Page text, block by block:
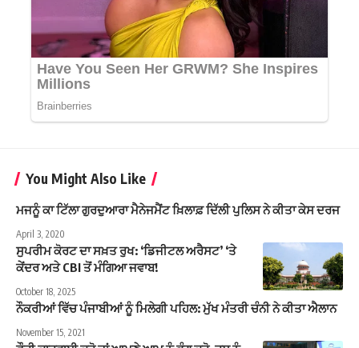
You Might Also Like
ਮਜਨੂੰ ਕਾ ਟਿੱਲਾ ਗੁਰਦੁਆਰਾ ਮੈਨੇਜਮੈਂਟ ਖ਼ਿਲਾਫ਼ ਦਿੱਲੀ ਪੁਲਿਸ ਨੇ ਕੀਤਾ ਕੇਸ ਦਰਜ
April 3, 2020
ਸੁਪਰੀਮ ਕੋਰਟ ਦਾ ਸਖ਼ਤ ਰੁਖ: ‘ਡਿਜੀਟਲ ਅਰੈਸਟ’ ‘ਤੇ
ਕੇਂਦਰ ਅਤੇ CBI ਤੋਂ ਮੰਗਿਆ ਜਵਾਬ!
October 18, 2025
ਨੌਕਰੀਆਂ ਵਿੱਚ ਪੰਜਾਬੀਆਂ ਨੂੰ ਮਿਲੇਗੀ ਪਹਿਲ: ਮੁੱਖ ਮੰਤਰੀ ਚੰਨੀ ਨੇ ਕੀਤਾ ਐਲਾਨ
November 15, 2021